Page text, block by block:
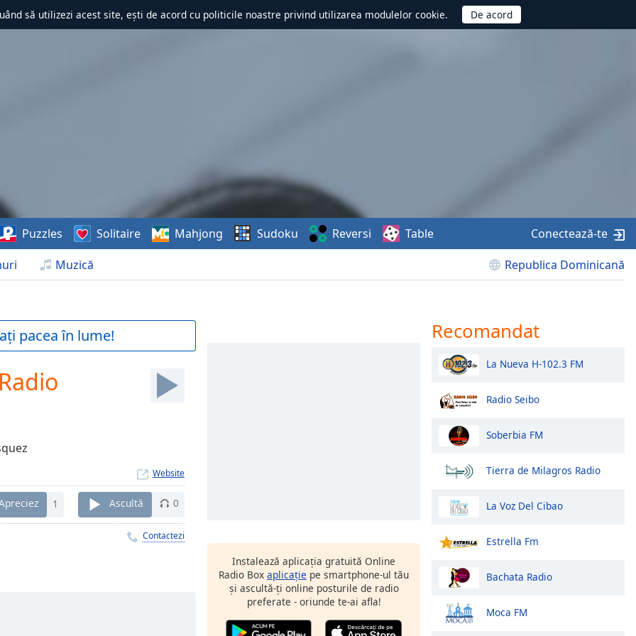
să utilizezi acest site, ești de acord cu politicile noastre privind utilizarea modulelor cookie.
Muzică Republica Dominicană
Puzzles Solitaire Mahjong Sudoku Reversi Table Conectează-te
pacea în lume!
Website
1 Ascultă 0
Contactezi
Instalează aplicația gratuită Online
Radio Box aplicație pe smartphone-ul tău
și ascultă-ți online posturile de radio
preferate - oriunde te-ai afla!
Recomandat
La Nueva H-102.3 FM
Radio Seibo
Soberbia FM
Tierra de Milagros Radio
La Voz Del Cibao
Estrella Fm
Bachata Radio
Moca FM